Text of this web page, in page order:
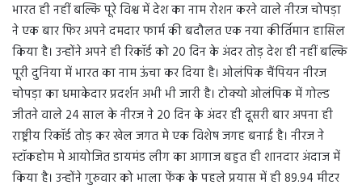
भारत ही नहीं बल्कि पूरे विश्व में देश का नाम रोशन करने वाले नीरज चोपड़ा
ने एक बार फिर अपने दमदार फार्म की बदौलत एक नया कीर्तिमान हासिल
किया है। उन्होंने अपने ही रिकॉर्ड को 20 दिन के अंदर तोड़ देश ही नहीं बल्कि
पूरी दुनिया में भारत का नाम ऊंचा कर दिया है। ओलंपिक चैंपियन नीरज
चोपड़ा का धमाकेदार प्रदर्शन अभी भी जारी है। टोक्यो ओलंपिक में गोल्ड
जीतने वाले 24 साल के नीरज ने 20 दिन के अंदर ही दूसरी बार अपना ही
राष्ट्रीय रिकॉर्ड तोड़ कर खेल जगत मे एक विशेष जगह बनाई है। नीरज ने
स्टॉकहोम मे आयोजित डायमंड लीग का आगाज बहुत ही शानदार अंदाज में
किया है। उन्होंने गुरुवार को भाला फेंक के पहले प्रयास में ही 89.94 मीटर